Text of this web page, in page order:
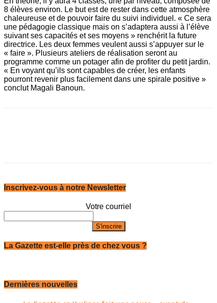
8 élèves environ. Le but est de rester dans cette atmosphère
chaleureuse et de pouvoir faire du suivi individuel. « Ce sera
une pédagogie classique mais on s’adaptera aussi à l’élève
suivant ses capacités et ses moyens » renchérit la future
directrice. Les deux femmes veulent aussi s’appuyer sur le
« faire ». Plusieurs ateliers de réalisation seront au
programme comme un potager afin de profiter du petit jardin.
« En voyant qu’ils sont capables de créer, les enfants
pourront revenir plus facilement dans une spirale positive »
conclut Magali Banoun.
Inscrivez-vous à notre Newsletter
Votre courriel
La Gazette est-elle près de chez vous ?
Dernières nouvelles